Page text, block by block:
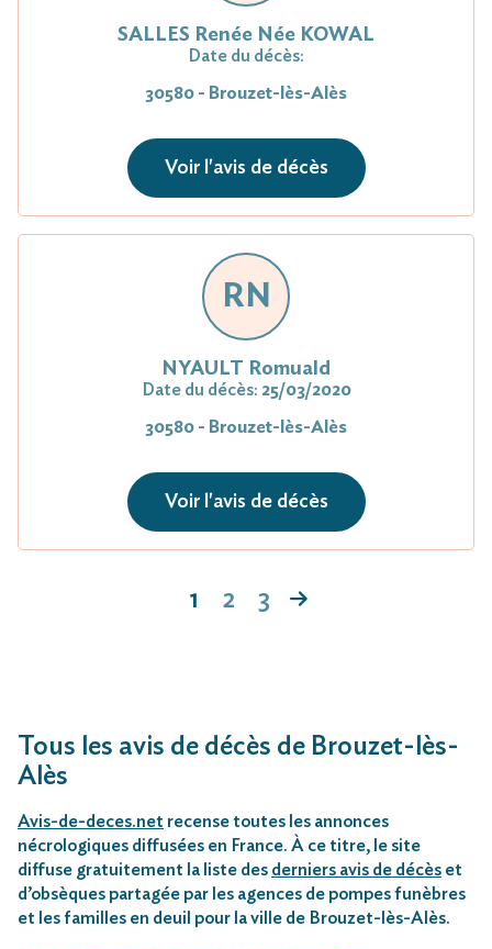
SALLES Renée Née KOWAL
Date du décès:
30580 - Brouzet-lès-Alès
Voir l'avis de décès
RN
NYAULT Romuald
Date du décès: 25/03/2020
30580 - Brouzet-lès-Alès
Voir l'avis de décès
1 2 3
Tous les avis de décès de Brouzet-lès-
Alès
Avis-de-deces.net recense toutes les annonces
nécrologiques diffusées en France. À ce titre, le site
diffuse gratuitement la liste des derniers avis de décès et
d’obsèques partagée par les agences de pompes funèbres
et les familles en deuil pour la ville de Brouzet-lès-Alès.